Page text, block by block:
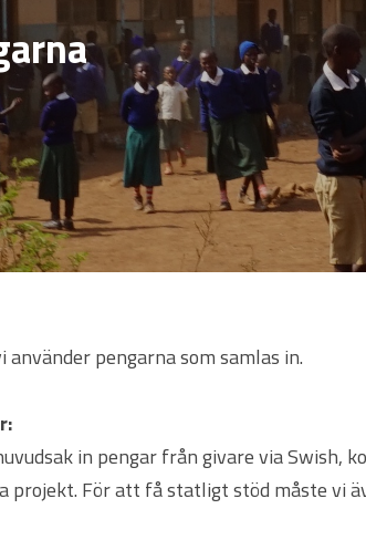
pengarna som samlas in.
in pengar från givare via
För att få statligt stöd måste vi